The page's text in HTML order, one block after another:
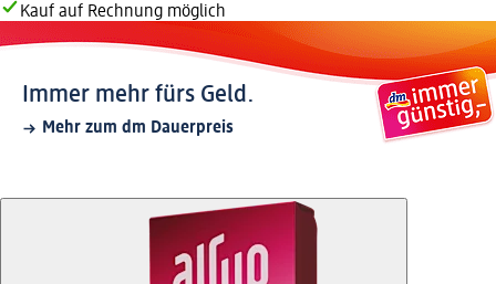
Kauf auf Rechnung möglich
Immer mehr fürs Geld.
Mehr zum dm Dauerpreis